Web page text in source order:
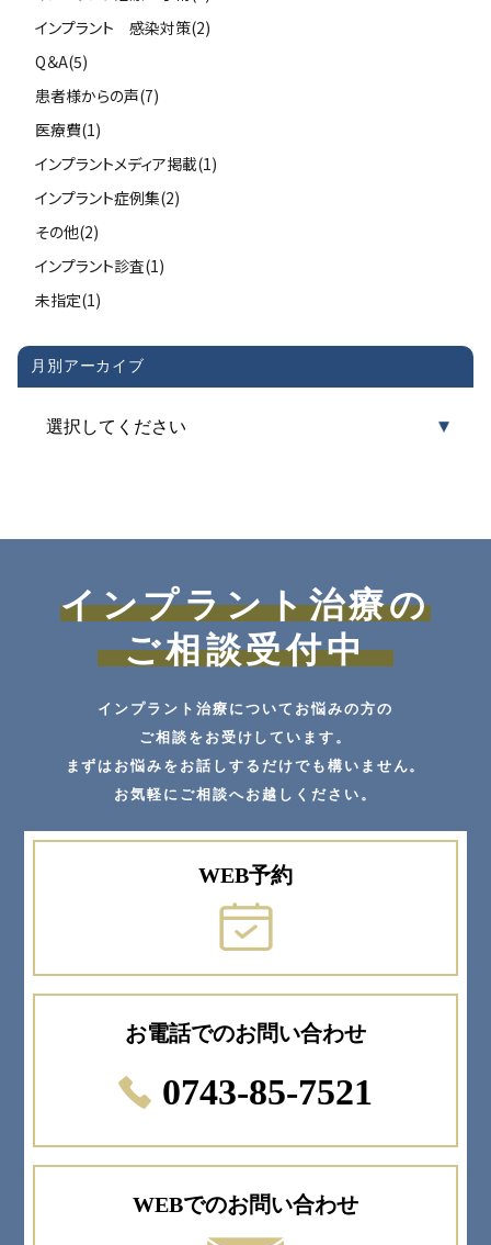
インプラント 感染対策(2)
Q＆A(5)
患者様からの声(7)
医療費(1)
インプラントメディア掲載(1)
インプラント症例集(2)
その他(2)
インプラント診査(1)
未指定(1)
月別アーカイブ
インプラント治療の
ご相談受付中
インプラント治療についてお悩みの方の
ご相談をお受けしています。
まずはお悩みをお話しするだけでも構いません。
お気軽にご相談へお越しください。
WEB予約
お電話でのお問い合わせ
0743-85-7521
WEBでのお問い合わせ